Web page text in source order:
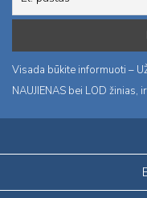
Visada būkite informuoti –
NAUJIENAS bei LOD žinias,